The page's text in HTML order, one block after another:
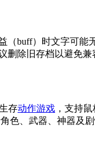
（buff）时文字可
删除旧存档以避免
存动作游戏 ，支持
色、武器、神器及剧